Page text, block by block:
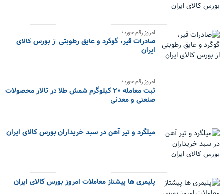
امروز رقم خورد؛
صادرات قیر، گوگرد و عایق رطوبتی از بورس کالای
ایران
امروز رقم خورد؛
ثبت معامله ۲۰ کیلوگرم شمش طلا در تالار محصولات
صنعتی و معدنی
میلگرد و تیر آهن در سبد خریداران بورس کالای ایران
پلیمری ها پیشتاز معاملات امروز بورس کالای ایران